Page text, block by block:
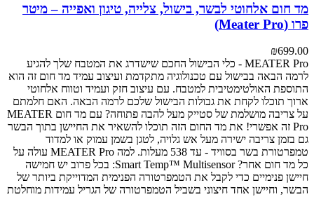
מד חום אלחוטי לבשר, בישול, צלייה, טיגון ואפייה – מיטר
פרו (Meater Pro)
₪699.00
MEATER Pro - כלי הבישול החכם שישדרג את המטבח שלך
להגיע
לרמה הבאה בבישול עם טכנולוגיה מתקדמת ועיצוב עמיד מד חום זה הוא
התוספת האולטימטיבית למטבח. עם עיצוב חזק ועמיד וטווח אלחוטי
ארוך תוכלו לקחת את גבולות הבישול שלכם לרמה הבאה. האם חלמתם
על צריבה מושלמת של סטייק מעל להבה פתוחה? עם מד חום MEATER
Pro זה אפשרי! את מד החום הזה תוכלו להשאיר את החיישן בתוך הבשר
גם בזמן צריבה ישירה מעל אש גלויה, לטגן בשמן עמוק או למדוד
טמפרטורת בשר בסוויד - עד 538 מעלות.
למה MEATER Pro עולה על
כל מד חום אחר?
Smart Temp™ Multisensor: בכל פרוב יש חמישה
חיישן פנימיים כדי לקבל את הטמפרטורה הפנימית המדוייקת ביותר של
הבשר, וחיישן אחד חיצוני בשביל הטמפרטורה של הגריל עמידות מוחלטת